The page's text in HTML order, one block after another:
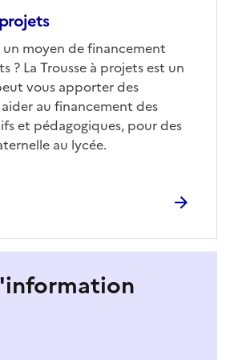
un moyen de financement
? La Trousse à projets est un
vous apporter des
au financement des
et pédagogiques, pour des
au lycée.